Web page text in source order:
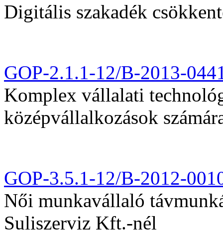
Digitális szakadék
GOP-2.1.1-12/B-2013-
Komplex vállalati
középvállalkozások
GOP-3.5.1-12/B-2012-
Női munkavállaló
Suliszerviz Kft.-nél